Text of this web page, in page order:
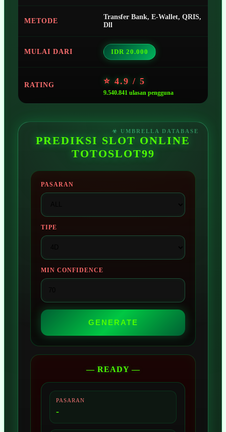
METODE
Transfer Bank, E-Wallet, QRIS,
Dll
MULAI DARI IDR 20.000
RATING ⭐ 4.9 / 5
9.540.841 ulasan pengguna
PREDIKSI SLOT ONLINE
TOTOSLOT99
PASARAN
TIPE
MIN CONFIDENCE
GENERATE
— READY —
PASARAN
-